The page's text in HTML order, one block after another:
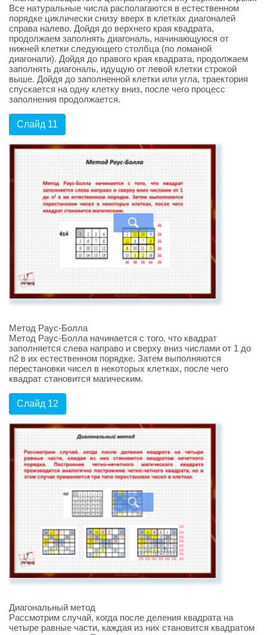
Все натуральные числа располагаются в естественном
порядке циклически снизу вверх в клетках диагоналей
справа налево. Дойдя до верхнего края квадрата,
продолжаем заполнять диагональ, начинающуюся от
нижней клетки следующего столбца (по ломаной
диагонали). Дойдя до правого края квадрата, продолжаем
заполнять диагональ, идущую от левой клетки строкой
выше. Дойдя до заполненной клетки или угла, траектория
спускается на одну клетку вниз, после чего процесс
заполнения продолжается.
Слайд 11
Метод Раус-Болла
Метод Раус-Болла начинается с того, что квадрат
заполняется слева направо и сверху вниз числами от 1 до
n2 в их естественном порядке. Затем выполняются
перестановки чисел в некоторых клетках, после чего
квадрат становится магическим.
Слайд 12
Диагональный метод
Рассмотрим случай, когда после деления квадрата на
четыре равные части, каждая из них становится квадратом